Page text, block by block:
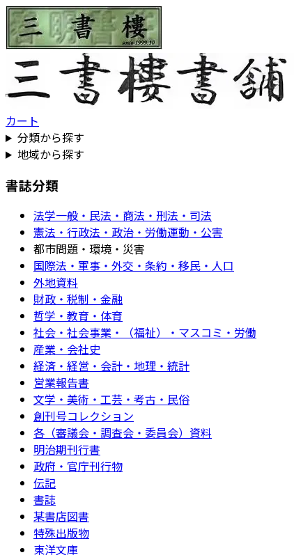
カート
分類から探す
地域から探す
書誌分類
法学一般・民法・商法・刑法・司法
憲法・行政法・政治・労働運動・公害
都市問題・環境・災害
国際法・軍事・外交・条約・移民・人口
外地資料
財政・税制・金融
哲学・教育・体育
社会・社会事業・（福祉）・マスコミ・労働
産業・会社史
経済・経営・会計・地理・統計
営業報告書
文学・美術・工芸・考古・民俗
創刊号コレクション
各（審議会・調査会・委員会）資料
明治期刊行書
政府・官庁刊行物
伝記
書誌
某書店図書
特殊出版物
東洋文庫